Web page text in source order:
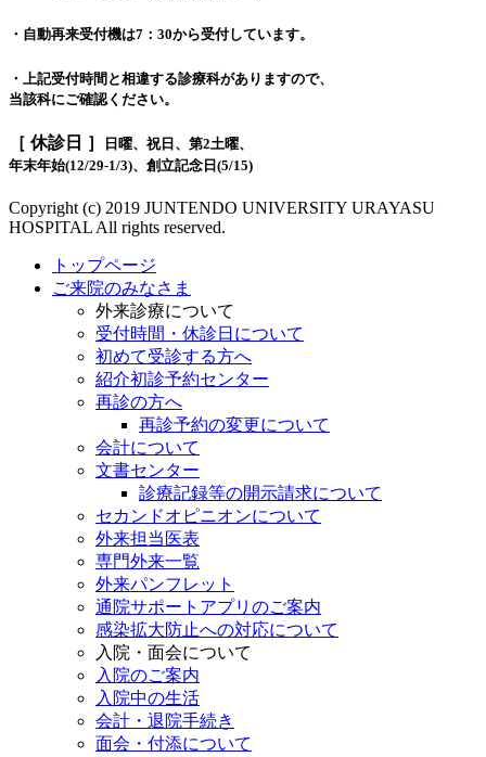
・自動再来受付機は7：30から受付しています。
・上記受付時間と相違する診療科がありますので、
当該科にご確認ください。
［ 休診日 ］
日曜、祝日、第2土曜、
年末年始(12/29-1/3)、創立記念日(5/15)
Copyright (c) 2019 JUNTENDO UNIVERSITY URAYASU
HOSPITAL All rights reserved.
トップページ
ご来院のみなさま
外来診療について
受付時間・休診日について
初めて受診する方へ
紹介初診予約センター
再診の方へ
再診予約の変更について
会計について
文書センター
診療記録等の開示請求について
セカンドオピニオンについて
外来担当医表
専門外来一覧
外来パンフレット
通院サポートアプリのご案内
感染拡大防止への対応について
入院・面会について
入院のご案内
入院中の生活
会計・退院手続き
面会・付添について